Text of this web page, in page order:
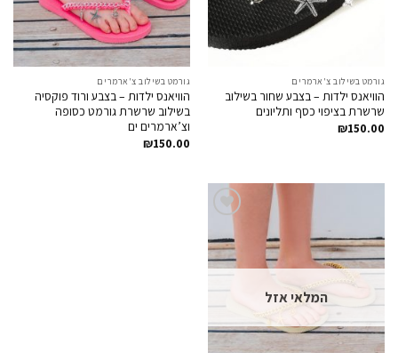
גורמט בשילוב צ'ארמרים
הוויאנס ילדות – בצבע שחור בשילוב
שרשרת בציפוי כסף ותליונים
₪150.00
גורמט בשילוב צ'ארמרים
הוויאנס ילדות – בצבע ורוד פוקסיה
בשילוב שרשרת גורמט כסופה
וצ’ארמרים ים
₪150.00
Wishlist
המלאי אזל